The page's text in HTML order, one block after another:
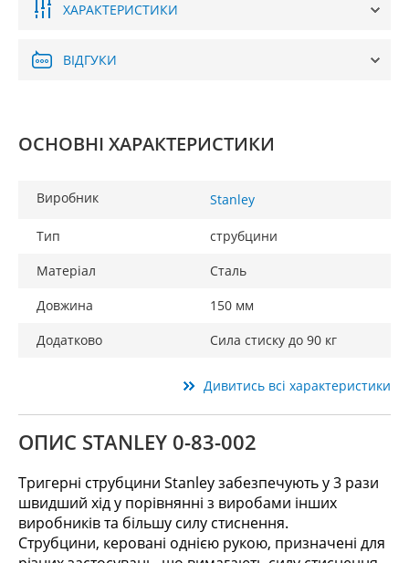
ХАРАКТЕРИСТИКИ
ВІДГУКИ
ОСНОВНІ ХАРАКТЕРИСТИКИ
Виробник Stanley
Тип
струбцини
Матеріал
Сталь
Довжина
150 мм
Додатково
Сила стиску до 90 кг
Дивитись всі характеристики
ОПИС STANLEY 0-83-002
Тригерні струбцини Stanley забезпечують у 3 рази
швидший хід у порівнянні з виробами інших
виробників та більшу силу стиснення.
Струбцини, керовані однією рукою, призначені для